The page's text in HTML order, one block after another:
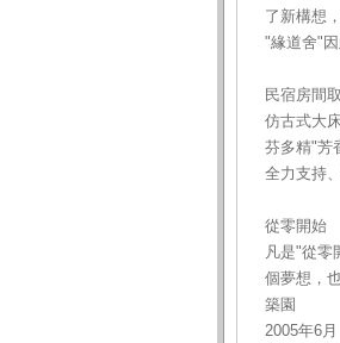
了新構想
"緣道舍"
民宿房間
仿古式大
芬多精"芳
全力支持
從零開始
凡是"從零
個夢想，
築園
2005年6